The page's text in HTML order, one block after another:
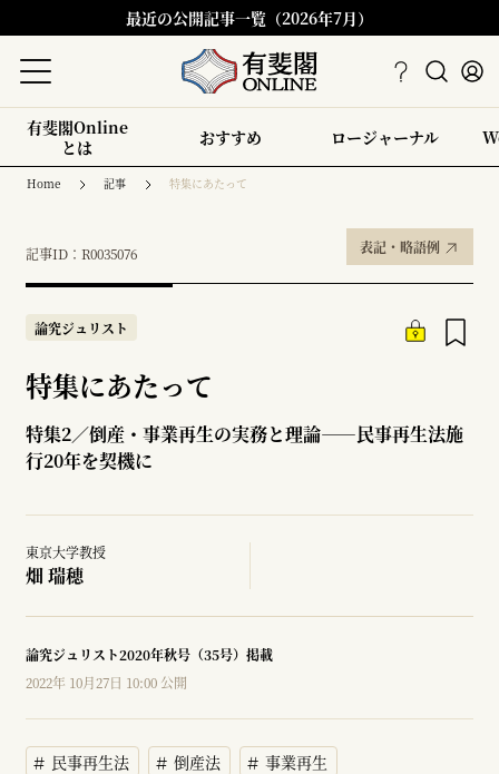
最近の公開記事一覧（2026年7月）
有斐閣Online
とは
おすすめ ロージャーナル
Home 記事 特集にあたって
記事ID：R0035076 表記・略語例
論究ジュリスト
特集にあたって
特集2／倒産・事業再生の実務と理論――民事再生法施
行20年を契機に
東京大学教授
畑 瑞穂
論究ジュリスト2020年秋号（35号）掲載
2022年 10月27日 10:00 公開
民事再生法 倒産法 事業再生